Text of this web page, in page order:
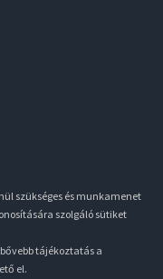
szükséges és munkamenet
szolgáló sütiket
tájékoztatás a
el.